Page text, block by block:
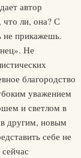
автор
ли, она? С
не прикажешь.
Не
благородство
уважением
и светлом в
другим, новым
себе не